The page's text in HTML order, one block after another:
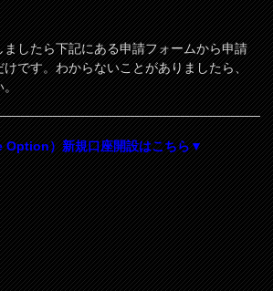
したら下記にある申請フォームから申請
です。わからないことがありましたら、
。
Option）新規口座開設はこちら▼